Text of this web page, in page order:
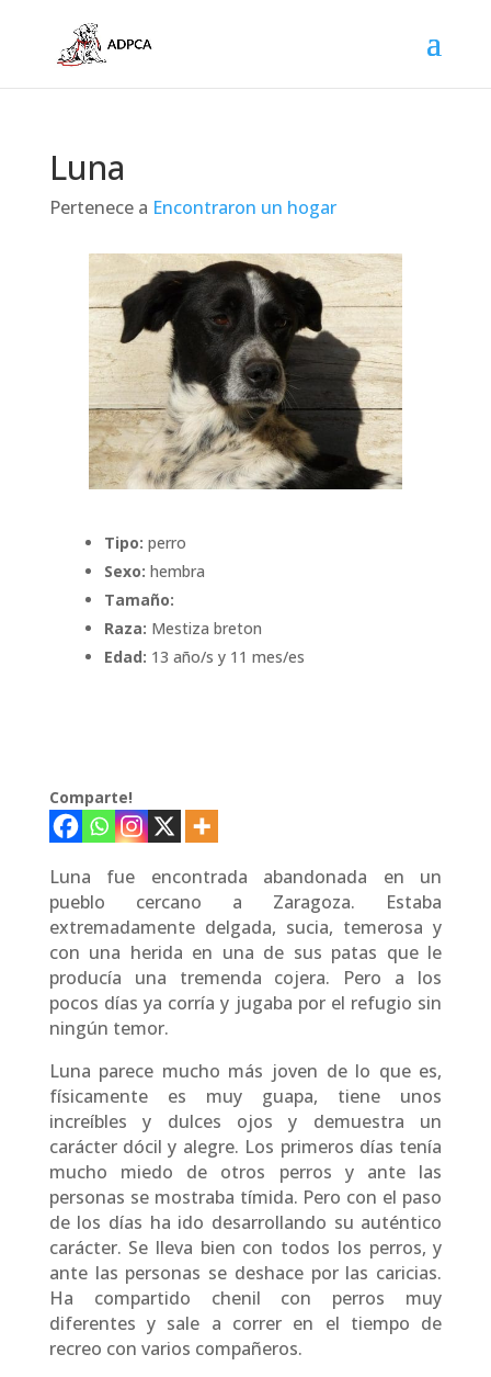
Luna
Pertenece a Encontraron un hogar
Tipo: perro
Sexo: hembra
Tamaño:
Raza: Mestiza breton
Edad: 13 año/s y 11 mes/es
Comparte!
Luna fue encontrada abandonada en un
pueblo cercano a Zaragoza. Estaba
extremadamente delgada, sucia, temerosa y
con una herida en una de sus patas que le
producía una tremenda cojera. Pero a los
pocos días ya corría y jugaba por el refugio sin
ningún temor.
Luna parece mucho más joven de lo que es,
físicamente es muy guapa, tiene unos
increíbles y dulces ojos y demuestra un
carácter dócil y alegre. Los primeros días tenía
mucho miedo de otros perros y ante las
personas se mostraba tímida. Pero con el paso
de los días ha ido desarrollando su auténtico
carácter. Se lleva bien con todos los perros, y
ante las personas se deshace por las caricias.
Ha compartido chenil con perros muy
diferentes y sale a correr en el tiempo de
recreo con varios compañeros.